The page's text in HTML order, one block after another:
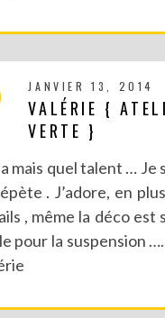
DIY CRÉE TON BULLET JOURNAL (AVEC SCAN
JANVIER 13, 2014
VALÉRIE {
VERTE }
mais quel talent … Je
. J’adore, en
, même la déco est
pour la suspension